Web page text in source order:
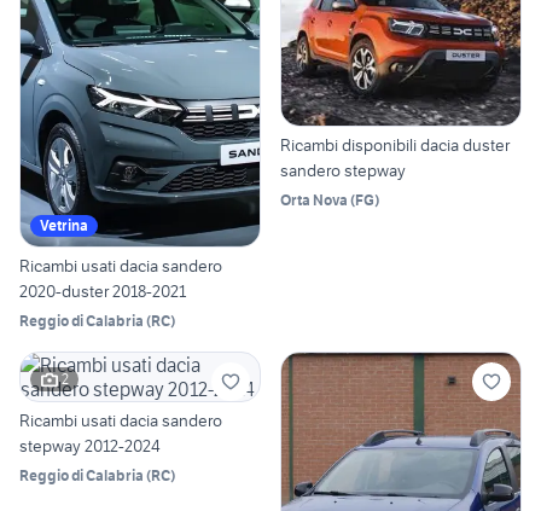
Vetrina
Ricambi usati dacia sandero
2020-duster 2018-2021
Reggio di Calabria (RC)
Ricambi disponibili dacia duster
sandero stepway
Orta Nova (FG)
2
Ricambi usati dacia sandero
stepway 2012-2024
Reggio di Calabria (RC)